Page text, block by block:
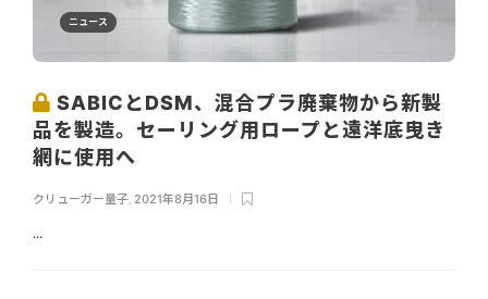
ニュース
SABICとDSM、混合プラ廃棄物から新製
品を製造。セーリング用ロープと遠洋底曳き
網に使用へ
クリューガー量子 2021年8月16日
...